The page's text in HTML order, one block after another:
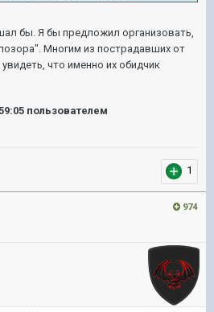
бы. Я бы предложил организовать,
Многим из пострадавших от
что именно их обидчик
пользователем
1
974